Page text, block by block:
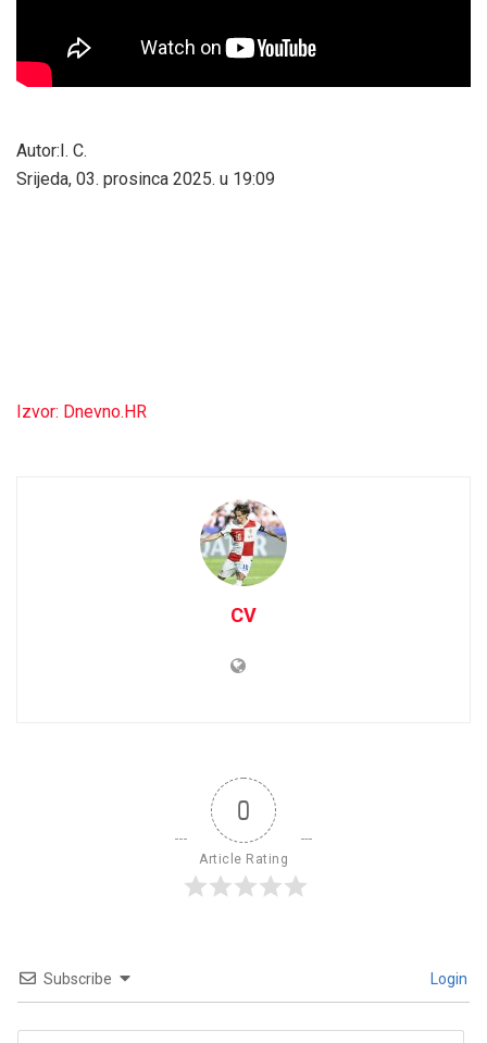
Autor:I. C.
Srijeda, 03. prosinca 2025. u 19:09
Izvor: Dnevno.HR
CV
0
Article Rating
Subscribe Login